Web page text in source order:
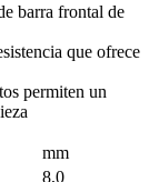
barra frontal de
que ofrece
permiten un
mm
8,0